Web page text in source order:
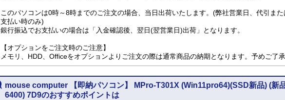
このパソコンは0時～8時までのご注文の場合、当日出荷いたします。(弊社営業日、代引ま
支払い時のみ)
銀行振込でお支払いの場合は「入金確認後、翌日(翌営業日)出荷」となります。
【オプションをご注文時のご注意】
メモリ、HDD、Officeをオプションよりご注文の際は通常商品の納期となります。予めご了承
mouse computer 【即納パソコン】 MPro-T301X (Win11pro64)(SSD新品) (新
6400) 7D9のおすすめポイントは